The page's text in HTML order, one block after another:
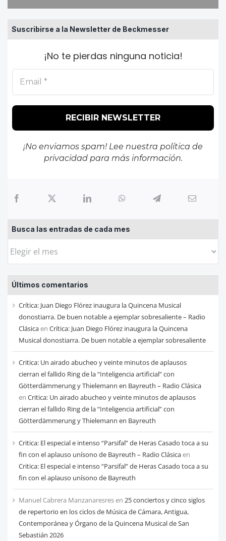
Suscribirse a la Newsletter de Beckmesser
¡No te pierdas ninguna noticia!
¡No enviamos spam! Lee nuestra política de
privacidadpara más información.
Busca las entradas de cada mes
Busca
entradas
de
cada
mes
Últimos comentarios
Crítica: Juan Diego Flórez inaugura la Quincena Musical
donostiarra. De buen notable a ejemplar sobresaliente – Radio
Clásicaen Crítica: Juan Diego Flórez inaugura la Quincena
Musical donostiarra. De buen notable a ejemplar sobresaliente
Critica: Un airado abucheo y veinte minutos de aplausos
cierran el fallido Ring de la “Inteligencia artificial” con
Götterdämmerung y Thielemann en Bayreuth – Radio Clásica
en Critica: Un airado abucheo y veinte minutos de aplausos
cierran el fallido Ring de la “Inteligencia artificial” con
Götterdämmerung y Thielemann en Bayreuth
Critica: El especial e intenso “Parsifal” de Heras Casado toca a su
fin con el aplauso unísono de Bayreuth – Radio Clásicaen
Critica: El especial e intenso “Parsifal” de Heras Casado toca a su
fin con el aplauso unísono de Bayreuth
Manuel Cabrera Manzanaresresen 25 conciertos y cinco siglos
de repertorio en los ciclos de Música de Cámara, Antigua,
Contemporánea y Órgano de la Quincena Musical de San
Sebastián 2026